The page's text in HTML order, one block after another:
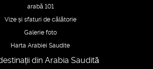
arabă 101
Vize și sfaturi de călătorie
Galerie foto
Harta Arabiei Saudite
din Arabia Saudită